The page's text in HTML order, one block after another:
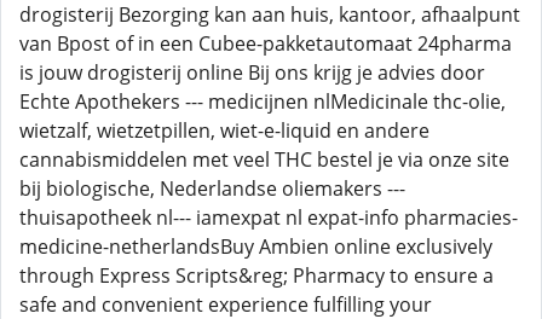
drogisterij Bezorging kan aan huis, kantoor, afhaalpunt
van Bpost of in een Cubee-pakketautomaat 24pharma
is jouw drogisterij online Bij ons krijg je advies door
Echte Apothekers --- medicijnen nlMedicinale thc-olie,
wietzalf, wietzetpillen, wiet-e-liquid en andere
cannabismiddelen met veel THC bestel je via onze site
bij biologische, Nederlandse oliemakers ---
thuisapotheek nl--- iamexpat nl expat-info pharmacies-
medicine-netherlandsBuy Ambien online exclusively
through Express Scripts&reg; Pharmacy to ensure a
safe and convenient experience fulfilling your